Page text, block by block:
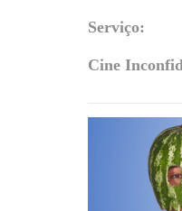
Serviço:
Cine